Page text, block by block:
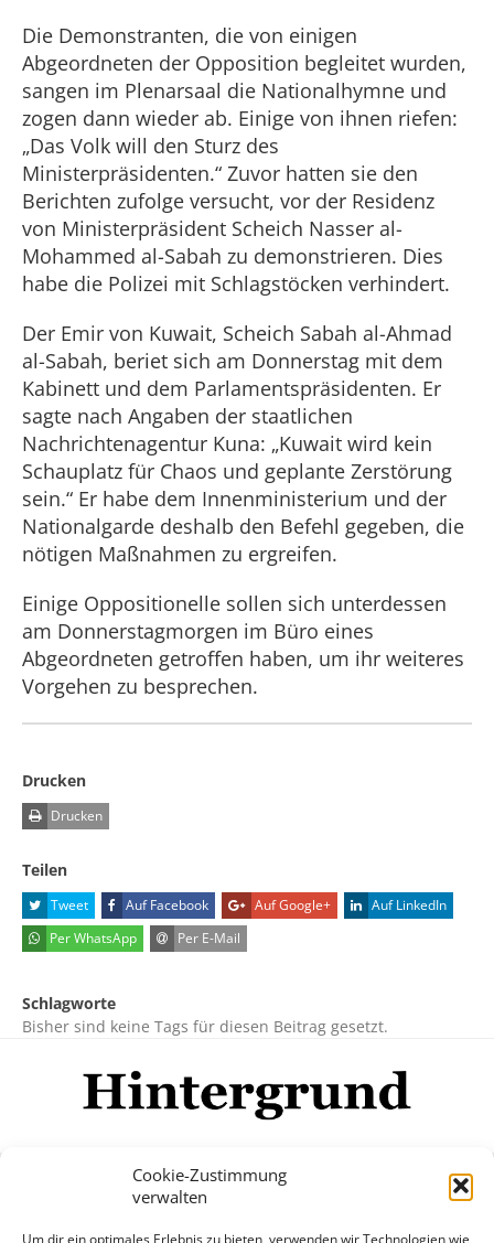
Cookie-Zustimmung
verwalten
Um dir ein optimales Erlebnis zu bieten, verwenden wir Technologien wie
Die Demonstranten, die von einigen
Abgeordneten der Opposition begleitet wurden,
sangen im Plenarsaal die Nationalhymne und
zogen dann wieder ab. Einige von ihnen riefen:
„Das Volk will den Sturz des
Ministerpräsidenten.“ Zuvor hatten sie den
Berichten zufolge versucht, vor der Residenz
von Ministerpräsident Scheich Nasser al-
Mohammed al-Sabah zu demonstrieren. Dies
habe die Polizei mit Schlagstöcken verhindert.
Der Emir von Kuwait, Scheich Sabah al-Ahmad
al-Sabah, beriet sich am Donnerstag mit dem
Kabinett und dem Parlamentspräsidenten. Er
sagte nach Angaben der staatlichen
Nachrichtenagentur Kuna: „Kuwait wird kein
Schauplatz für Chaos und geplante Zerstörung
sein.“ Er habe dem Innenministerium und der
Nationalgarde deshalb den Befehl gegeben, die
nötigen Maßnahmen zu ergreifen.
Einige Oppositionelle sollen sich unterdessen
am Donnerstagmorgen im Büro eines
Abgeordneten getroffen haben, um ihr weiteres
Vorgehen zu besprechen.
Drucken
Drucken
Teilen
Tweet Auf Facebook Auf Google+
Auf LinkedIn
Per WhatsApp
Per E-Mail
Schlagworte
Bisher sind keine Tags für diesen Beitrag gesetzt.